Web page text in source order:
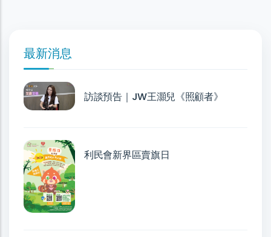
最新消息
訪談預告｜JW王灝兒《照顧者》
利民會新界區賣旗日